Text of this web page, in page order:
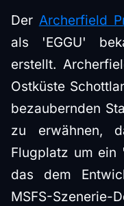
Der Archerfield
als 'EGGU'
erstellt.
Ostküste
bezaubernden
zu erwähnen,
Flugplatz um ein
das dem
MSFS-